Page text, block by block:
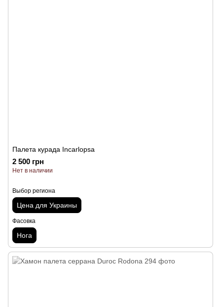
Палета курада Incarlopsa
2 500 грн
Нет в наличии
Выбор региона
Цена для Украины
Фасовка
Нога